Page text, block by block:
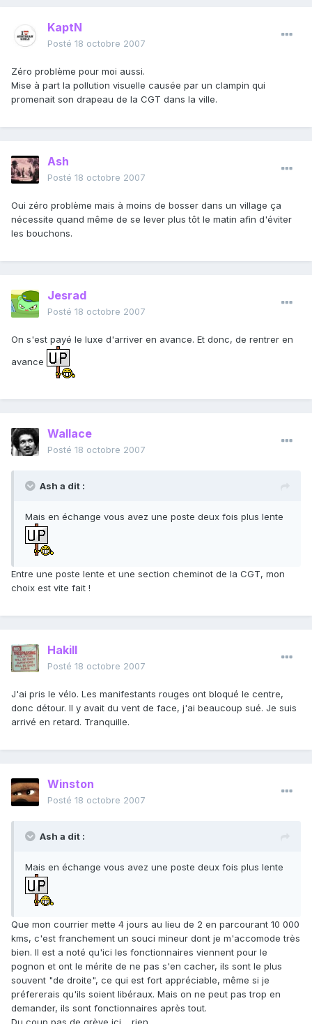
KaptN
Posté 18 octobre 2007
Zéro problème pour moi aussi.
Mise à part la pollution visuelle causée par un clampin qui
promenait son drapeau de la CGT dans la ville.
Ash
Posté 18 octobre 2007
Oui zéro problème mais à moins de bosser dans un village ça
nécessite quand même de se lever plus tôt le matin afin d'éviter
les bouchons.
Jesrad
Posté 18 octobre 2007
On s'est payé le luxe d'arriver en avance. Et donc, de rentrer en
avance
Wallace
Posté 18 octobre 2007
Ash a dit :
Mais en échange vous avez une poste deux fois plus lente
Entre une poste lente et une section cheminot de la CGT, mon
choix est vite fait !
Hakill
Posté 18 octobre 2007
J'ai pris le vélo. Les manifestants rouges ont bloqué le centre,
donc détour. Il y avait du vent de face, j'ai beaucoup sué. Je suis
arrivé en retard. Tranquille.
Winston
Posté 18 octobre 2007
Ash a dit :
Mais en échange vous avez une poste deux fois plus lente
Que mon courrier mette 4 jours au lieu de 2 en parcourant 10 000
kms, c'est franchement un souci mineur dont je m'accomode très
bien. Il est a noté qu'ici les fonctionnaires viennent pour le
pognon et ont le mérite de ne pas s'en cacher, ils sont le plus
souvent "de droite", ce qui est fort appréciable, même si je
préfererais qu'ils soient libéraux. Mais on ne peut pas trop en
demander, ils sont fonctionnaires après tout.